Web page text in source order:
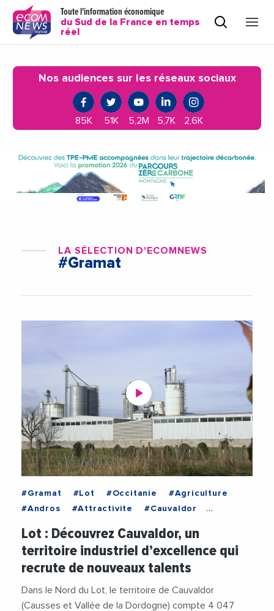
Toute l'information économique
du Sud de la France en temps
réel
Nos audiences sur les réseaux sociaux
85K 51K 5,2M 5,7K 2,6K
LA SÉLECTION D'ECOMNEWS
#Gramat
#Gramat #Lot #Occitanie
#Agriculture
#Andros
#Attractivite
#Cauvaldor
#Economie
#Emploi
#Industrie
#JeanClaudeFouche
#MecanicVallee
#PME
#Ruralite
#Technologie #Tourisme
#Videos
Lot : Découvrez Cauvaldor, un
territoire industriel d’excellence qui
recrute de nouveaux talents
Dans le Nord du Lot, le territoire de Cauvaldor
(Causses et Vallée de la Dordogne) compte 4 047